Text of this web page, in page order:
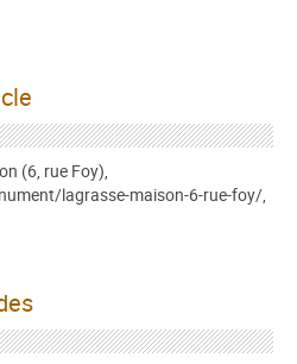
(6, rue Foy),
lagrasse-maison-6-rue-foy/,